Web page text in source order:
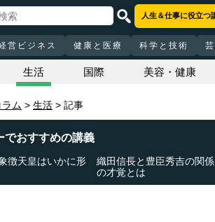
人生＆仕事に役立つ
営ビジネス 健康と医療 科学と技術
生活 国際 美容・健康
ラム 生活 記事
でおすすめの講義
徴天皇はいかに形
織田信長と豊臣秀吉の関
の才覚とは